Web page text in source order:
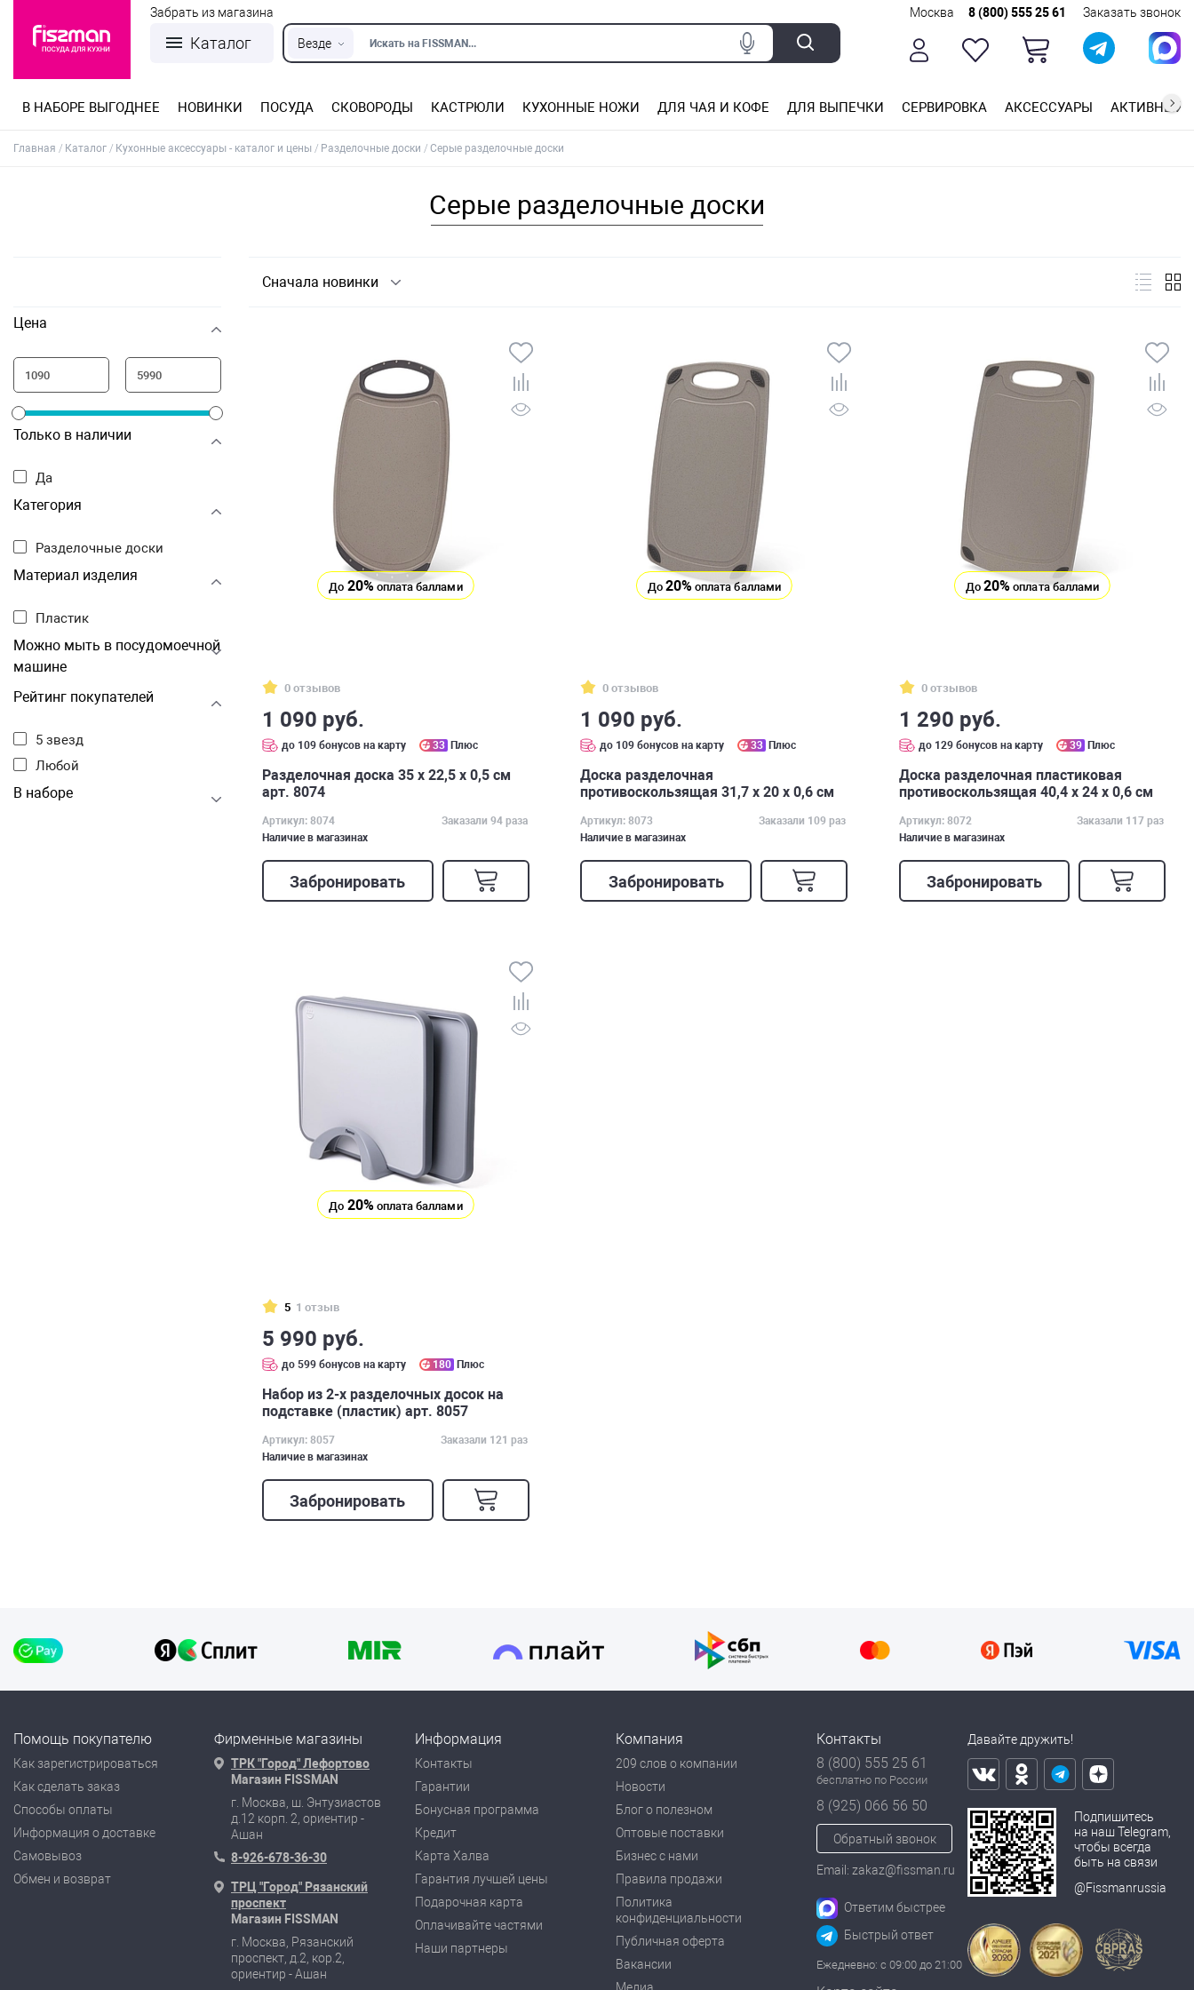
Каталог Везде Искать на FISSMAN...
Забрать из магазина Москва 8 (800) 555 25 61 Заказать звонок
В НАБОРЕ ВЫГОДНЕЕ НОВИНКИ ПОСУДА СКОВОРОДЫ КАСТРЮЛИ КУХОННЫЕ НОЖИ ДЛЯ ЧАЯ И КОФЕ ДЛЯ ВЫПЕЧКИ СЕРВИРОВКА АКСЕССУАРЫ АКТИВНЫЙ
Главная Каталог Кухонные аксессуары - каталог и цены Разделочные доски Серые разделочные доски
Серые разделочные доски
Цена
Только в наличии
Да
Категория
Разделочные доски
Материал изделия
Пластик
Можно мыть в посудомоечной
машине
Рейтинг покупателей
5 звезд
Любой
В наборе
Сначала новинки
До 20% оплата баллами
0 отзывов
1 090 руб.
до 109 бонусов на карту 33 Плюс
Разделочная доска 35 х 22,5 x 0,5 см
арт. 8074
Артикул: 8074
Заказали 94 раза
Наличие в магазинах
Забронировать
До 20% оплата баллами
0 отзывов
1 090 руб.
до 109 бонусов на карту 33 Плюс
Доска разделочная
противоскользящая 31,7 х 20 x 0,6 см
Артикул: 8073
Заказали 109 раз
Наличие в магазинах
Забронировать
До20% оплата баллами
0 отзывов
1 290 руб.
до 129 бонусов на карту 39 Плюс
Доска разделочная пластиковая
противоскользящая 40,4 х 24 x 0,6 см
Артикул: 8072
Заказали 117 раз
Наличие в магазинах
Забронировать
До 20% оплата баллами
5 1 отзыв
5 990 руб.
до 599 бонусов на карту 180 Плюс
Набор из 2-х разделочных досок на
подставке (пластик) арт. 8057
Артикул: 8057
Заказали 121 раз
Наличие в магазинах
Забронировать
Помощь покупателю
Как зарегистрироваться
Как сделать заказ
Способы оплаты
Информация о доставке
Самовывоз
Обмен и возврат
Фирменные магазины
ТРК "Город" Лефортово
Магазин FISSMAN
г. Москва, ш. Энтузиастов
д.12 корп. 2, ориентир -
Ашан
8-926-678-36-30
ТРЦ "Город" Рязанский
проспект
Магазин FISSMAN
г. Москва, Рязанский
проспект, д.2, кор.2,
ориентир - Ашан
Информация
Контакты
Гарантии
Бонусная программа
Кредит
Карта Халва
Гарантия лучшей цены
Подарочная карта
Оплачивайте частями
Наши партнеры
Компания
209 слов о компании
Новости
Блог о полезном
Оптовые поставки
Бизнес с нами
Правила продажи
Политика
конфиденциальности
Публичная оферта
Вакансии
Контакты
8 (800) 555 25 61
бесплатно по России
8 (925) 066 56 50
Обратный звонок
Email: zakaz@fissman.ru
Ответим быстрее
Быстрый ответ
Ежедневно: с 09:00 до 21:00
Давайте дружить!
Подпишитесь
на наш Telegram,
чтобы всегда
быть на связи
@Fissmanrussia